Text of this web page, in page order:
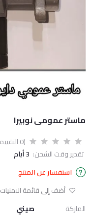
ماستر عمومى نوبيرا
(0 التقييمات)
تقدير وقت الشحن: 3 أيام
استفسار عن المنتج
أضف إلى قائمة الامنيات
الماركة
صيني